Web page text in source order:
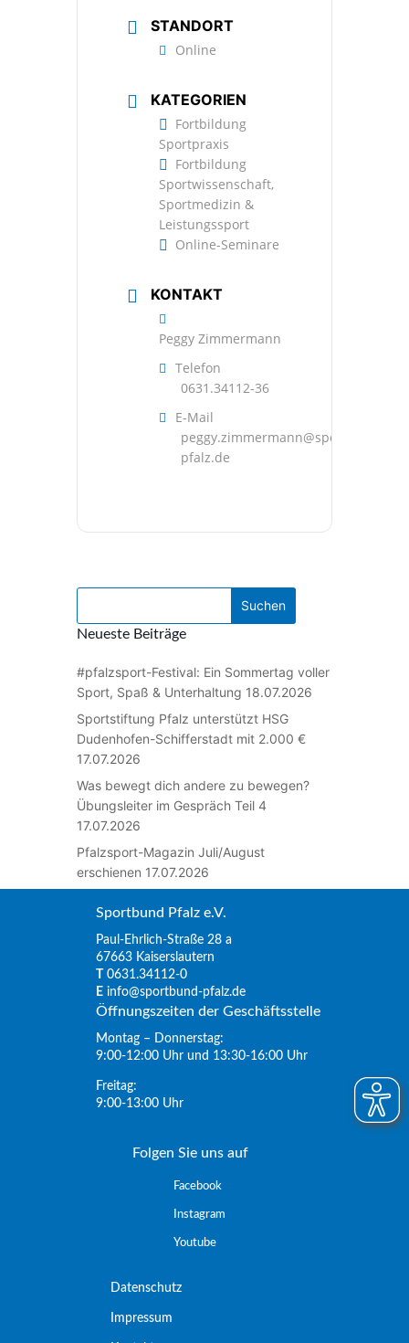
STANDORT
Online
KATEGORIEN
Fortbildung
Sportpraxis
Fortbildung
Sportwissenschaft,
Sportmedizin &
Leistungssport
Online-Seminare
KONTAKT
Peggy Zimmermann
Telefon
0631.34112-36
E-Mail
peggy.zimmermann@sportbund-
pfalz.de
Neueste Beiträge
#pfalzsport-Festival: Ein Sommertag voller
Sport, Spaß & Unterhaltung 18.07.2026
Sportstiftung Pfalz unterstützt HSG
Dudenhofen-Schifferstadt mit 2.000 €
17.07.2026
Was bewegt dich andere zu bewegen?
Übungsleiter im Gespräch Teil 4
17.07.2026
Pfalzsport-Magazin Juli/August
erschienen 17.07.2026
Sportbund Pfalz e.V.
Paul-Ehrlich-Straße 28 a
67663 Kaiserslautern
T0631.34112-0
E info@sportbund-pfalz.de
Öffnungszeiten der Geschäftsstelle
Montag – Donnerstag:
9:00-12:00 Uhr und 13:30-16:00 Uhr
Freitag:
9:00-13:00 Uhr
Folgen Sie uns auf
Facebook
Instagram
Youtube
Datenschutz
Impressum